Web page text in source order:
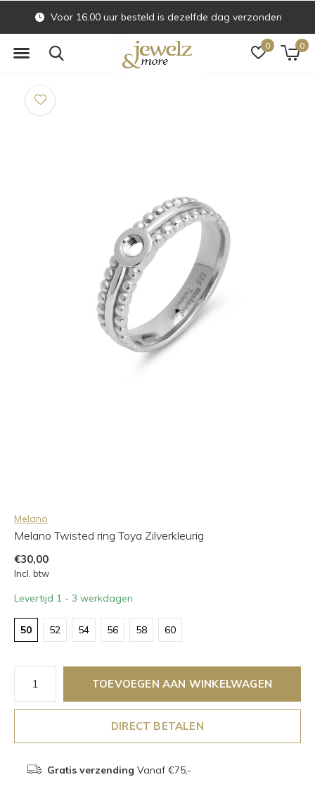
0 0
Voor 16.00 uur besteld is dezelfde dag verzonden
Melano
Melano Twisted ring Toya Zilverkleurig
€30,00
Incl. btw
Levertijd 1 - 3 werkdagen
50 52 54 56 58 60
TOEVOEGEN AAN WINKELWAGEN
DIRECT BETALEN
Gratis verzending Vanaf €75,-